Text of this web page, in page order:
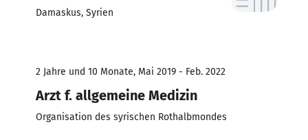
Damaskus, Syrien
2 Jahre und 10 Monate, Mai 2019 - Feb. 2022
Arzt f. allgemeine Medizin
Organisation des syrischen Rothalbmondes